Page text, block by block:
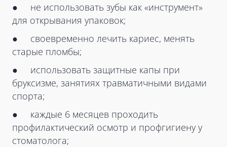
● не использовать зубы как «инструмент»
для открывания упаковок;
● своевременно лечить кариес, менять
старые пломбы;
● использовать защитные капы при
бруксизме, занятиях травматичными видами
спорта;
● каждые 6 месяцев проходить
профилактический осмотр и профгигиену у
стоматолога;